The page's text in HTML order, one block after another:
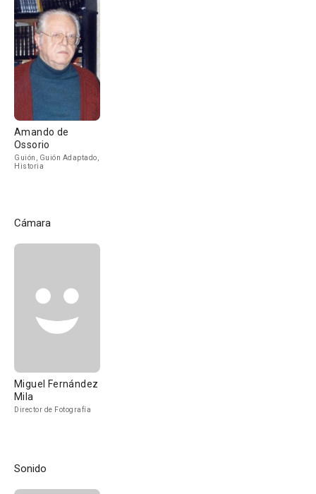
Amando de
Ossorio
Guión, Guión Adaptado,
Historia
Cámara
Miguel Fernández
Mila
Director de Fotografía
Sonido